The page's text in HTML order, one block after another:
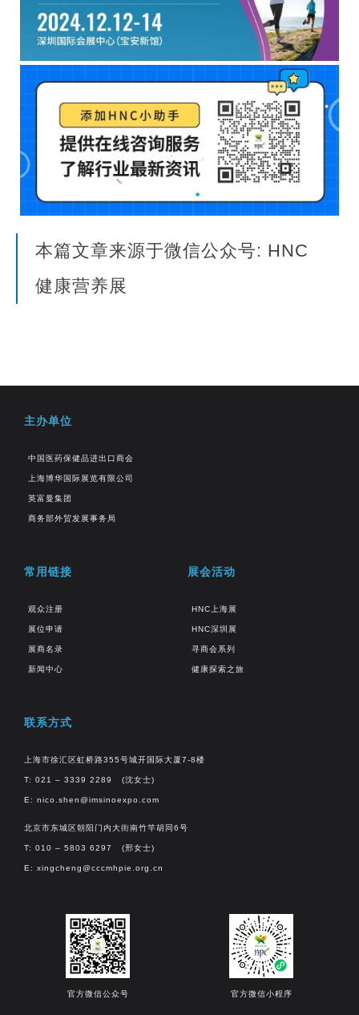
本篇文章来源于微信公众号: HNC
健康营养展
主办单位
中国医药保健品进出口商会
上海博华国际展览有限公司
英富曼集团
商务部外贸发展事务局
常用链接
观众注册
展位申请
展商名录
新闻中心
展会活动
HNC上海展
HNC深圳展
寻商会系列
健康探索之旅
联系方式
上海市徐汇区虹桥路355号城开国际大厦7-8楼
T: 021 – 3339 2289 (沈女士)
E: nico.shen@imsinoexpo.com
北京市东城区朝阳门内大街南竹竿胡同6号
T: 010 – 5803 6297 (邢女士)
E: xingcheng@cccmhpie.org.cn
官方微信公众号 官方微信小程序